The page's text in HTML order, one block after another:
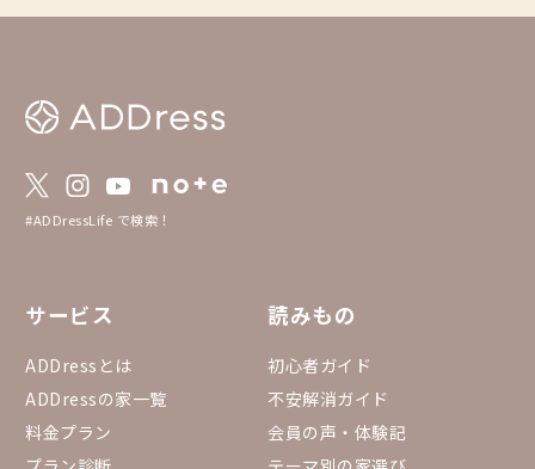
（カバー写真は、用宗の家守の八木さんがサ
#ADDressLife で検索！
サービス
ADDressとは
ADDressの家一覧
料金プラン
読みもの
初心者ガイド
不安解消ガイド
会員の声・体験記